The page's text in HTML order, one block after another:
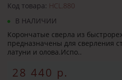
Код товара: HCL.880
В НАЛИЧИИ
Корончатые сверла из
предназначены для сверления
латуни и олова.Испо..
28 440 р.